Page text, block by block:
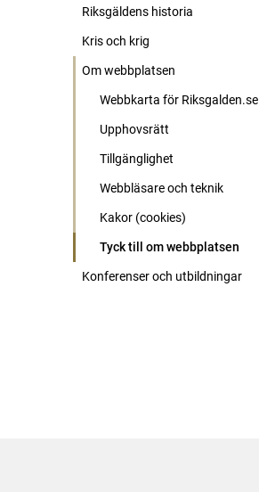
Riksgäldens historia
Kris och krig
Om webbplatsen
Webbkarta för Riksgalden.se
Upphovsrätt
Tillgänglighet
Webbläsare och teknik
Kakor (cookies)
Tyck till om webbplatsen
Konferenser och utbildningar